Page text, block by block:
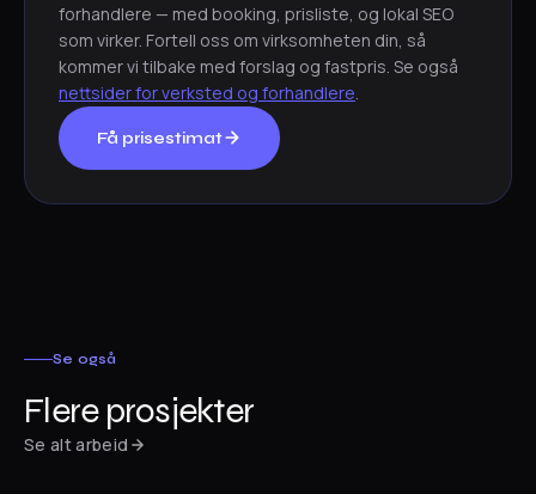
forhandlere — med booking, prisliste, og lokal SEO
som virker. Fortell oss om virksomheten din, så
kommer vi tilbake med forslag og fastpris. Se også
nettsider for verksted og forhandlere
Få prisestimat
Se også
Flere prosjekter
Se alt arbeid
Nettside · Bilforhandler
Nettside · Restaurant